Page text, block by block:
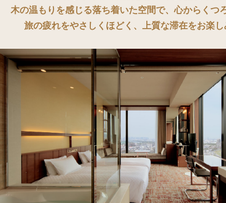
木の温もりを感じる落ち着いた空間で、心からくつ
旅の疲れをやさしくほどく、上質な滞在をお楽